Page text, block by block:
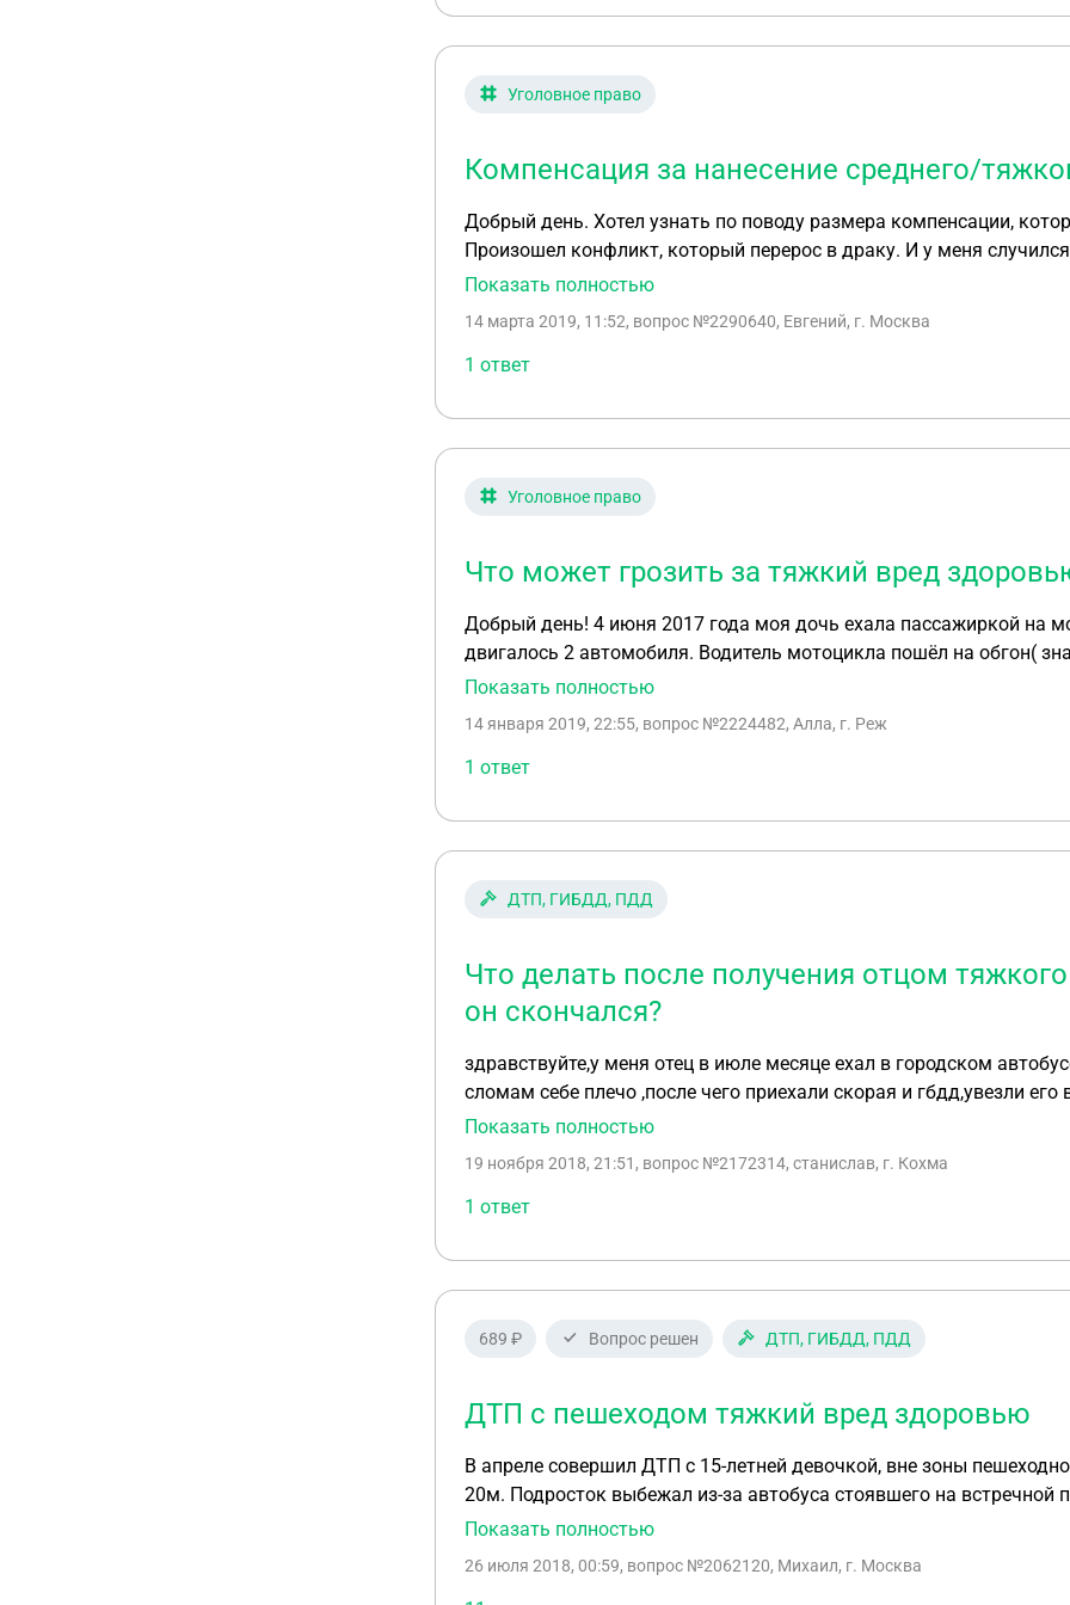
Уголовное право
Компенсация за нанесение среднего/
Добрый день. Хотел узнать по поводу размера компенсации,
Произошел конфликт, который перерос в драку. И у меня
написано заявление в полицию, по этому поводу. И после того
всячески пытался сделать из меня виноватого и очень по
получу максимум в размере 15 тысяч, из за этого у меня
установила средний вред нанесения здоровью. Хотя я считаю
обжаловать, по возможности конечно же.
Показать полностью
14 марта 2019, 11:52, вопрос №2290640, Евгений, г. Москва
1 ответ
Уголовное право
Что может грозить за тяжкий вред
Добрый день! 4 июня 2017 года моя дочь ехала пассажиркой на
двигалось 2 автомобиля. Водитель мотоцикла пошёл на обгон(
территории, не уступив дорогу приближающимся слева
здоровью( мед.экспертиза)Мы всё ещё не можем добиться
так уже 2ой год тянется. прокуратура так смешно это обьясняет:
понимаю, то угол. дело при тяжком вреде здоровья должно
предпринять, чтобы завели уголовное дело?
Показать полностью
14 января 2019, 22:55, вопрос №2224482, Алла, г. Реж
1 ответ
ДТП, ГИБДД, ПДД
Что делать после получения отцом
он скончался?
здравствуйте,у меня отец в июле месяце ехал в городском
сломам себе плечо ,после чего приехали скорая и гбдд,увезли
операционом столе по заключению суд мед экспертов у нево
полис т с но справку о дтп еще не дали что делать
Показать полностью
19 ноября 2018, 21:51 , вопрос №2172314, станислав, г. Кохма
1 ответ
689 ₽ Вопрос решен ДТП, ГИБДД, ПДД
ДТП с пешеходом тяжкий вред здоровью
В апреле совершил ДТП с 15-летней девочкой, вне зоны
20м. Подросток выбежал из-за автобуса стоявшего на встречной
позже выслали видео с видеорегистратора. Вызвал скорую и
Через знакомых узнал что была трепанация перевели в клинику
Показать полностью
26 июля 2018, 00:59, вопрос №2062120, Михаил, г. Москва